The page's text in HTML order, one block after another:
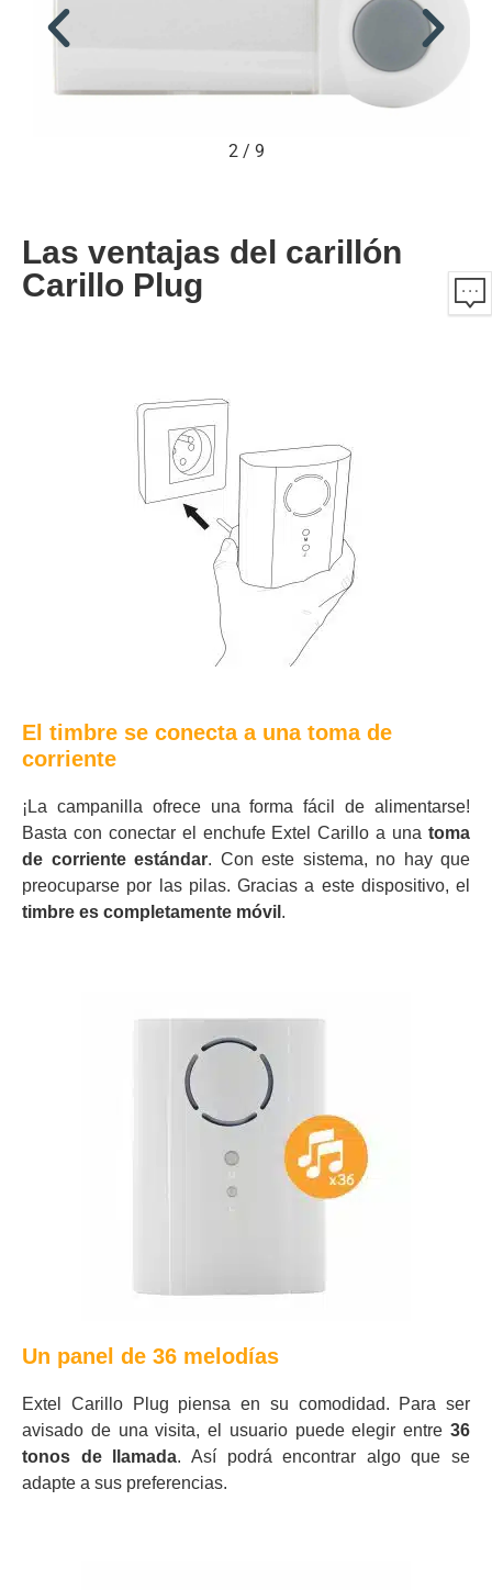
2/ 9
Las ventajas del carillón
Carillo Plug
El timbre se conecta a una toma de
corriente
¡La campanilla ofrece una forma fácil de alimentarse!
Basta con conectar el enchufe Extel Carillo a una toma
de corriente estándar. Con este sistema, no hay que
preocuparse por las pilas. Gracias a este dispositivo, el
timbre es completamente móvil .
Un panel de 36 melodías
Extel Carillo Plug piensa en su comodidad. Para ser
avisado de una visita, el usuario puede elegir entre 36
tonos de llamada. Así podrá encontrar algo que se
adapte a sus preferencias.